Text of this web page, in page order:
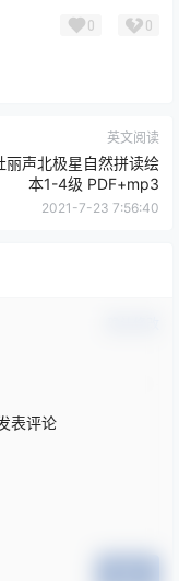
0 0
英文阅读
丽声北极星自然拼读绘
本1-4级 PDF+mp3
2021-7-23 7:56:40
表评论